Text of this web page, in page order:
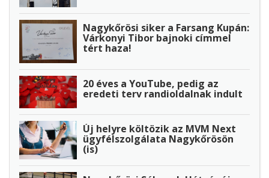
Nagykőrösi siker a Farsang Kupán:
Várkonyi Tibor bajnoki címmel
tért haza!
20 éves a YouTube, pedig az
eredeti terv randioldalnak indult
Új helyre költözik az MVM Next
ügyfélszolgálata Nagykőrösön
(is)